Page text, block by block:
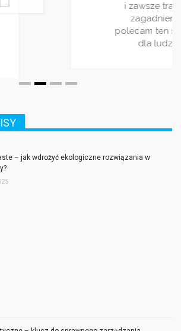
i zawsze traktują o jakimś ciekwym
zagadnieniu. Bardzo wszystkim
polecam ten serwis! Jest on stworzony